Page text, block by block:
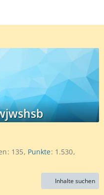
135 Punkte 1.530
Inhalte suchen